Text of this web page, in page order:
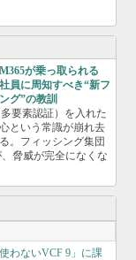
が乗っ取られる
に周知すべき“新フ
グ”の教訓
要素認証）を入れた
という常識が崩れ去
。フィッシング集団
、脅威が完全になくな
わないVCF 9」に課